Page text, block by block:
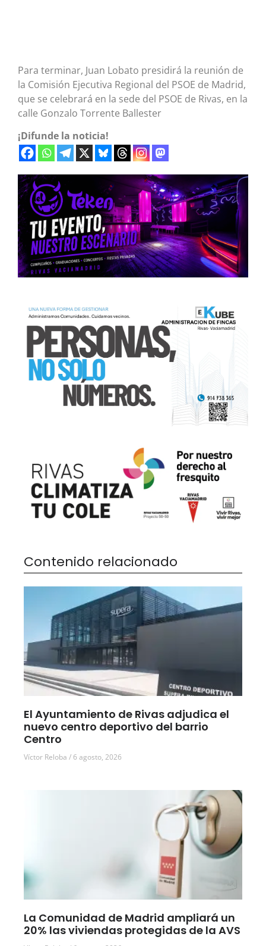
Para terminar, Juan Lobato presidirá la reunión de
la Comisión Ejecutiva Regional del PSOE de Madrid,
que se celebrará en la sede del PSOE de Rivas, en la
calle Gonzalo Torrente Ballester
¡Difunde la noticia!
Contenido relacionado
El Ayuntamiento de Rivas adjudica el
nuevo centro deportivo del barrio
Centro
Víctor Reloba 6 agosto, 2026
La Comunidad de Madrid ampliará un
20% las viviendas protegidas de la AVS